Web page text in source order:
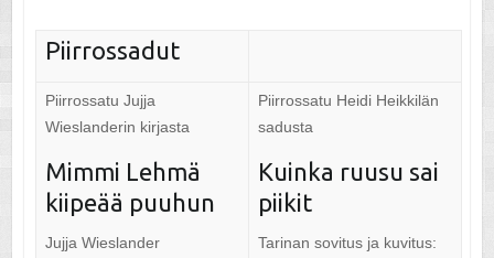
Piirrossadut
Piirrossatu Jujja
Wieslanderin kirjasta
Mimmi Lehmä
kiipeää puuhun
Jujja Wieslander
Piirrossatu Heidi Heikkilän
sadusta
Kuinka ruusu sai
piikit
Tarinan sovitus ja kuvitus: